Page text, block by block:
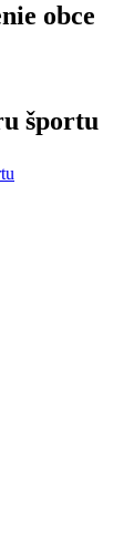
obce
športu